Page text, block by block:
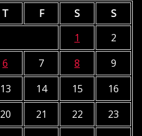
T F S
S
1
2
6 7 8
9
13 14 15
16
20 21 22
23